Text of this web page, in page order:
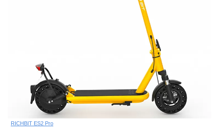
RICHBIT ES2 Pro